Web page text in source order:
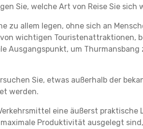
Sie, welche Art von Reise Sie sich
zu allem legen, ohne sich an
wichtigen Touristenattraktionen,
Ausgangspunkt, um Thurmansbang
Sie, etwas außerhalb der
werden.
eine äußerst praktische
Produktivität ausgelegt